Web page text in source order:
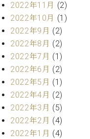
タ
イ
ン
デ
ジ
タ
ル)
ン
ト
情
報
八
王
工
房
ブ
ロ
グ
2022年11月 (2)
2022年10月 (1)
2022年9月 (2)
2022年8月 (2)
2022年7月 (1)
2022年6月 (2)
2022年5月 (1)
2022年4月 (2)
2022年3月 (5)
2022年2月 (4)
2022年1月 (4)